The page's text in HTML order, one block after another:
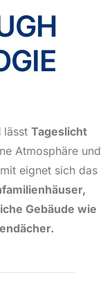
lässt Tageslicht
Atmosphäre und
eignet sich das
Gebäude wie